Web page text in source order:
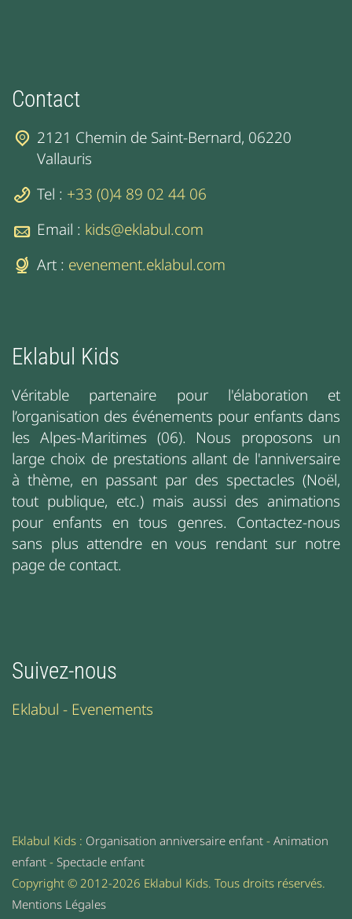
Contact
2121 Chemin de Saint-Bernard, 06220
Vallauris
Tel : +33 (0)4 89 02 44 06
Email : kids@eklabul.com
Art : evenement.eklabul.com
Eklabul Kids
Véritable partenaire pour l'élaboration et
l’organisation des événements pour enfants dans
les Alpes-Maritimes (06). Nous proposons un
large choix de prestations allant de l'anniversaire
à thème, en passant par des spectacles (Noël,
tout publique, etc.) mais aussi des animations
pour enfants en tous genres. Contactez-nous
sans plus attendre en vous rendant sur notre
page de contact.
Suivez-nous
Eklabul - Evenements
Eklabul Kids : Organisation anniversaire enfant - Animation
enfant - Spectacle enfant
Copyright © 2012-2026 Eklabul Kids. Tous droits réservés.
Mentions Légales